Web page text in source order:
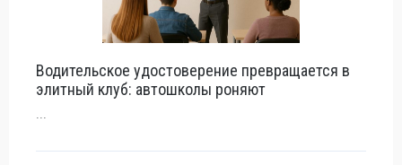
Водительское удостоверение превращается в
элитный клуб: автошколы роняют
...